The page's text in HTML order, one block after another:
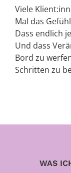
Viele
Mal das
Dass endlich
Und dass
Bord zu
Schritten zu
WAS